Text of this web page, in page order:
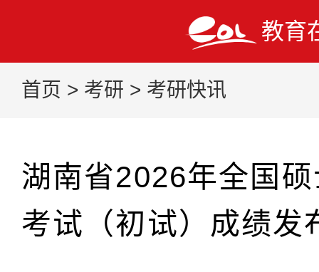
教育
首页 > 考研 > 考研快讯
湖南省2026年全国
考试（初试）成绩发